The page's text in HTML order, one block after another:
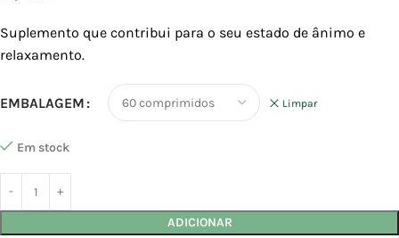
Suplemento que contribui para o seu estado de ânimo e
relaxamento.
EMBALAGEM Limpar
Em stock
ADICIONAR